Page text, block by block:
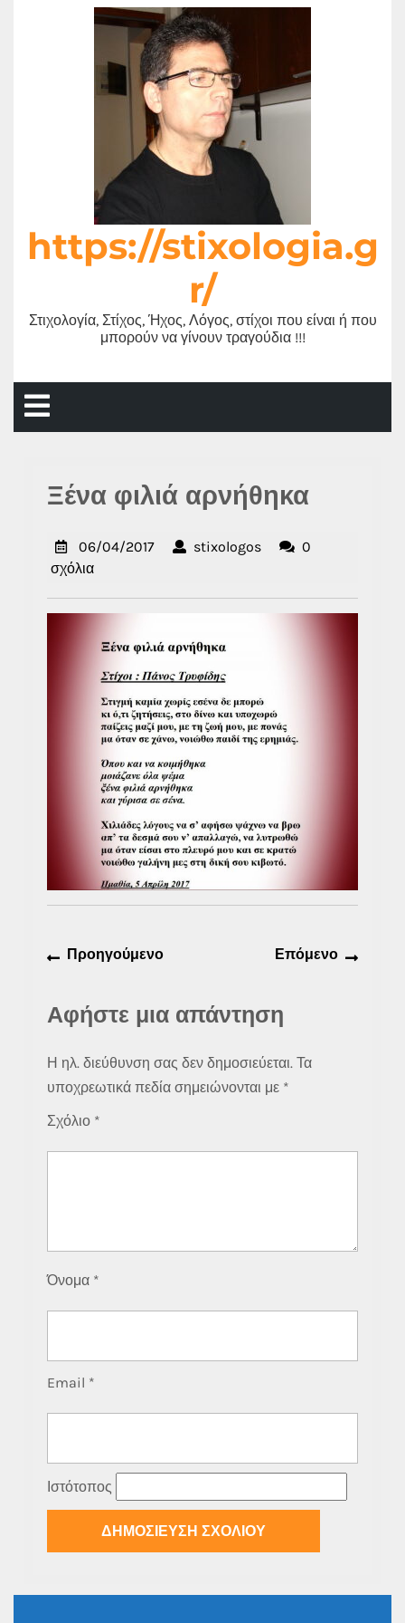
https://stixologia.g
r/
Στιχολογία, Στίχος, Ήχος, Λόγος, στίχοι που είναι ή που
μπορούν να γίνουν τραγούδια !!!
Άνοιγμα
Ξένα φιλιά αρνήθηκα
06/04/201706/04/2017stixologosstixologos
0
σχόλια
Πλοήγηση
άρθρων
ΠροηγούμενοΠροηγούμενο
Επόμενο
Αφήστε μια απάντηση
Η ηλ. διεύθυνση σας δεν δημοσιεύεται. Τα
υποχρεωτικά πεδία σημειώνονται με *
Σχόλιο *
Όνομα *
Email *
Ιστότοπος